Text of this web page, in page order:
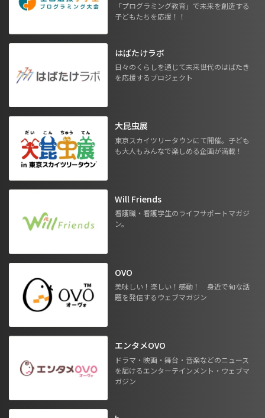
「プログラミング教育」で未来を創造する
子どもたちを応援！！
はばたけラボ
日々のくらしを通じて未来世代のはばたき
を応援するプロジェクト
大昆虫展
東京スカイツリータウンにて開催。子ども
も大人もみんなで楽しめる企画が満載！
Will Friends
看護職・看護学生のライフサポートマガジ
ン。
OVO
美味しい！楽しい！感動！ 身近で旬な話
題を発信するウェブマガジン
エンタメOVO
ドラマ・映画・舞台・音楽などのニュース
を届けるエンターテインメント・ウェブマ
ガジン